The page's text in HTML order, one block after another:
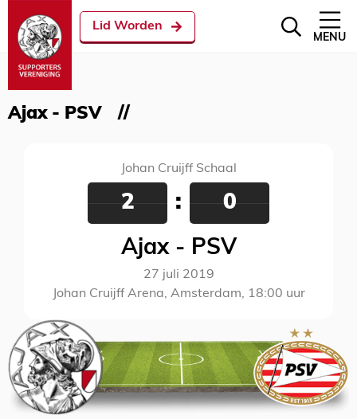
Lid Worden
MENU
Ajax - PSV
Johan Cruijff Schaal
2 : 0
Ajax - PSV
27 juli 2019
Johan Cruijff Arena, Amsterdam, 18:00 uur